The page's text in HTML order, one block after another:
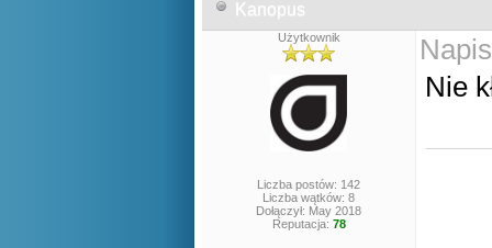
Kanopus
Użytkownik
Liczba postów: 142
Liczba wątków: 8
Dołączył: May 2018
Reputacja: 78
Nie